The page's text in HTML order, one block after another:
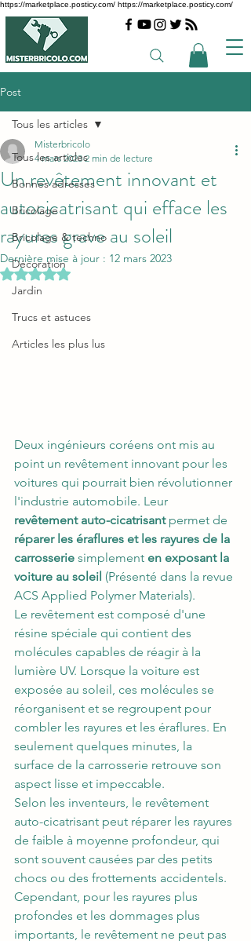
https://marketplace.posticy.com/ https://marketplace.posticy.com/
Post
Tous les articles
Bonnes adresses
Bricolage
Bricolage & techno
Décoration
Jardin
Trucs et astuces
Articles les plus lus
Tous les articles
Un revêtement innovant et
autocicatrisant qui efface les
rayures grave au soleil
Misterbricolo
4 mars 2023 2 min de lecture
Dernière mise à jour : 12 mars 2023
Noté NaN étoiles sur 5.
Deux ingénieurs coréens ont mis au
point un revêtement innovant pour les
voitures qui pourrait bien révolutionner
l'industrie automobile. Leur
revêtement auto-cicatrisant permet de
réparer les éraflures et les rayures de la
carrosserie simplement en exposant la
voiture au soleil (Présenté dans la revue
ACS Applied Polymer Materials).
Le revêtement est composé d'une
résine spéciale qui contient des
molécules capables de réagir à la
lumière UV. Lorsque la voiture est
exposée au soleil, ces molécules se
réorganisent et se regroupent pour
combler les rayures et les éraflures. En
seulement quelques minutes, la
surface de la carrosserie retrouve son
aspect lisse et impeccable.
Selon les inventeurs, le revêtement
auto-cicatrisant peut réparer les rayures
de faible à moyenne profondeur, qui
sont souvent causées par des petits
chocs ou des frottements accidentels.
Cependant, pour les rayures plus
profondes et les dommages plus
importants, le revêtement ne peut pas